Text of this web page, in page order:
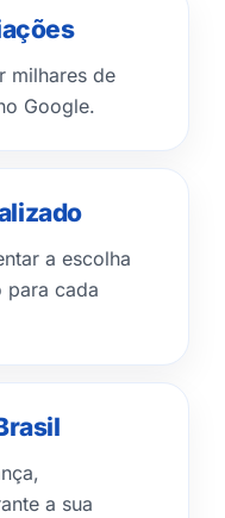
milhares de
Google.
a escolha
para cada
a sua